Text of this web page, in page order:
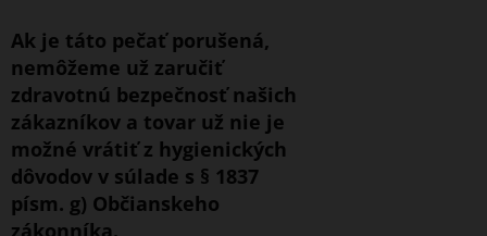
Ak je táto pečať porušená,
nemôžeme už zaručiť
zdravotnú bezpečnosť našich
zákazníkov a tovar už nie je
možné vrátiť z hygienických
dôvodov v súlade s § 1837
písm. g) Občianskeho
zákonníka.